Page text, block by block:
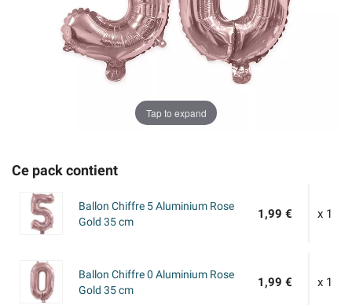
Tap to expand
Ce pack contient
Ballon Chiffre 5 Aluminium Rose
Gold 35 cm
1,99 € x 1
Ballon Chiffre 0 Aluminium Rose
Gold 35 cm
1,99 € x 1